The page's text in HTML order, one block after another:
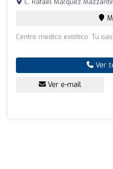
Centro medico estético. Tu
Ver
Ver e-mail